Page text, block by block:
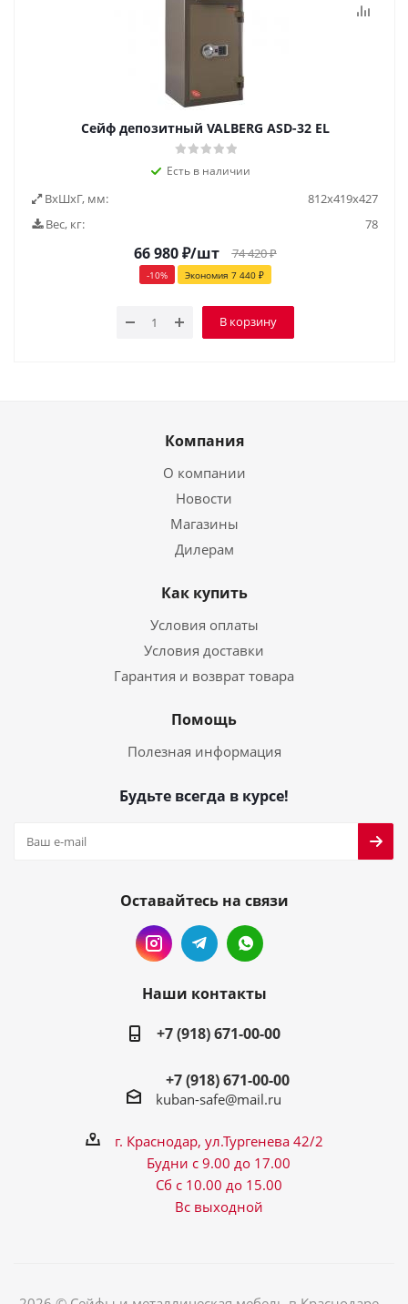
Сейф депозитный VALBERG ASD-32 EL
Есть в наличии
ВxШxГ, мм:
812х419х427
Вес, кг:
78
66 980₽/шт 74 420₽
-10% Экономия 7 440₽
В корзину
Компания
О компании
Новости
Магазины
Дилерам
Как купить
Условия оплаты
Условия доставки
Гарантия и возврат товара
Помощь
Полезная информация
Будьте всегда в курсе!
Оставайтесь на связи
Наши контакты
+7 (918) 671-00-00
+7 (918) 671-00-00
kuban-safe@mail.ru
г. Краснодар, ул.Тургенева 42/2
Будни с 9.00 до 17.00
Сб с 10.00 до 15.00
Вс выходной